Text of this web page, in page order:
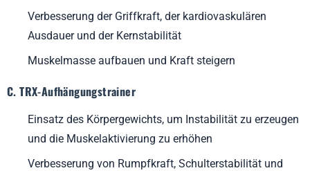
Verbesserung der Griffkraft, der kardiovaskulären
Ausdauer und der Kernstabilität
Muskelmasse aufbauen und Kraft steigern
C. TRX-Aufhängungstrainer
Einsatz des Körpergewichts, um Instabilität zu erzeugen
und die Muskelaktivierung zu erhöhen
Verbesserung von Rumpfkraft, Schulterstabilität und